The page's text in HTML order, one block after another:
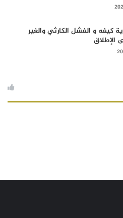
كيفه و الفشل الكارثي والغير